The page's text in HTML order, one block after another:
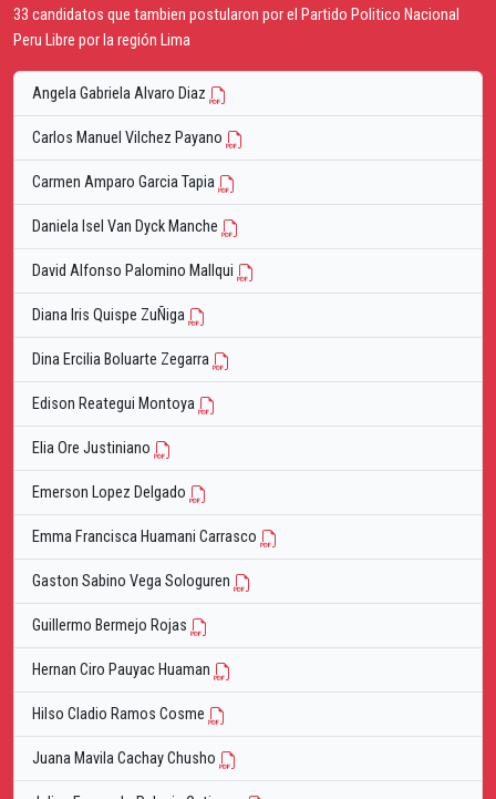
33 candidatos que tambien postularon por el Partido Politico Nacional
Peru Libre por la región Lima
Angela Gabriela Alvaro Diaz
Carlos Manuel Vilchez Payano
Carmen Amparo Garcia Tapia
Daniela Isel Van Dyck Manche
David Alfonso Palomino Mallqui
Diana Iris Quispe ZuÑiga
Dina Ercilia Boluarte Zegarra
Edison Reategui Montoya
Elia Ore Justiniano
Emerson Lopez Delgado
Emma Francisca Huamani Carrasco
Gaston Sabino Vega Sologuren
Guillermo Bermejo Rojas
Hernan Ciro Pauyac Huaman
Hilso Cladio Ramos Cosme
Juana Mavila Cachay Chusho